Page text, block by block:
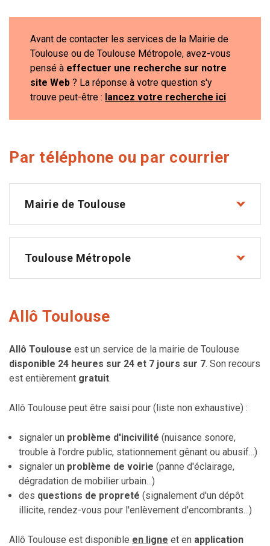
Avant de contacter les services de la Mairie de
Toulouse ou de Toulouse Métropole, avez-vous
pensé à effectuer une recherche sur notre
site Web ? La réponse à votre question s'y
trouve peut-être : lancez votre recherche ici
Par téléphone ou par courrier
Mairie de Toulouse
Toulouse Métropole
Allô Toulouse
Allô Toulouse est un service de la mairie de Toulouse
disponible 24 heures sur 24 et 7 jours sur 7. Son recours
est entièrement gratuit.
Allô Toulouse peut être saisi pour (liste non exhaustive) :
signaler un problème d'incivilité (nuisance sonore,
trouble à l'ordre public, stationnement gênant ou abusif...)
signaler un problème de voirie (panne d'éclairage,
dégradation de mobilier urbain...)
des questions de propreté (signalement d'un dépôt
illicite, rendez-vous pour l'enlèvement d'encombrants...)
Allô Toulouse est disponible en ligne et en application